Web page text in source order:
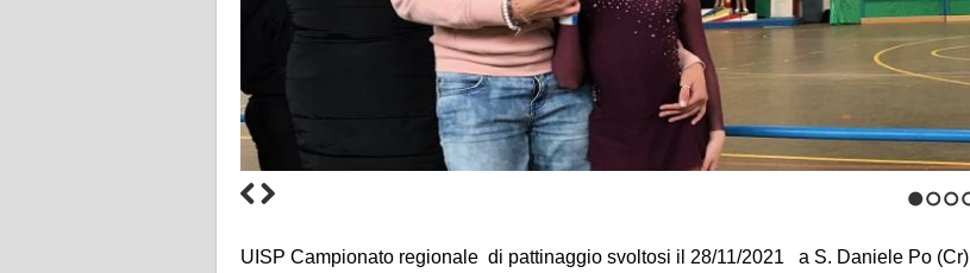
UISP Campionato regionale di pattinaggio svoltosi il 28/11/2021 a S. Daniele Po (Cr)